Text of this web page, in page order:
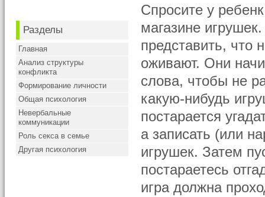
Разделы
Главная
Анализ структуры
конфликта
Формирование личности
Общая психология
Невербальные
коммуникации
Роль секса в семье
Другая психология
Спросите у
магазине
представить, что
оживают. Они
слова, чтобы не
какую-нибудь
постарается
а записать (или
игрушек. Затем
постараетесь
игра должна